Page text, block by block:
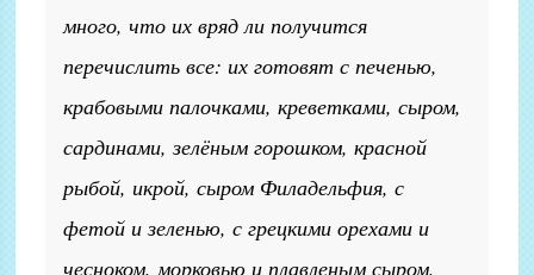
много, что их вряд ли получится
перечислить все: их готовят с печенью,
крабовыми палочками, креветками, сыром,
сардинами, зелёным горошком, красной
рыбой, икрой, сыром Филадельфия, с
фетой и зеленью, с грецкими орехами и
чесноком, морковью и плавленым сыром,